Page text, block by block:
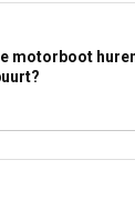
motorboot